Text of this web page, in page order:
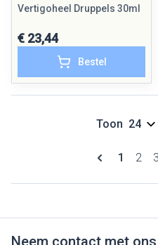
Vertigoheel Druppels 30ml
€ 23,44
Bestel
U lees
1 2 3
Toon
Neem contact met